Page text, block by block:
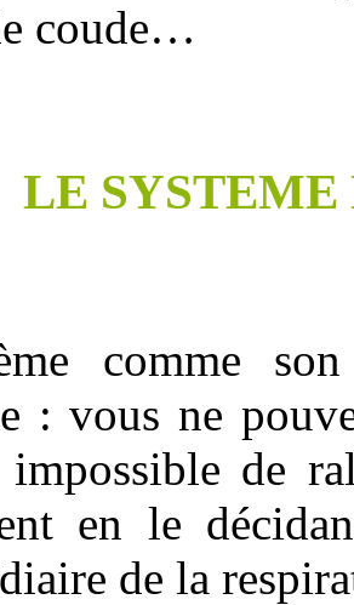
coude…
LE
comme
: vous ne
impossible de
en le
de la